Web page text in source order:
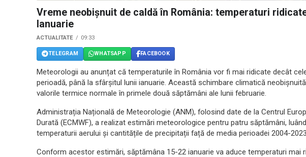
Vreme neobișnuit de caldă în România: temperaturi
Ianuarie
ACTUALITATE 09:33
TELEGRAM WHATSAPP FACEBOOK
Meteorologii au anunțat că temperaturile în România vor fi mai ridicate decât
perioadă, până la sfârșitul lunii ianuarie. Această schimbare climatică
valorile termice normale în primele două săptămâni ale lunii februarie.
Administrația Națională de Meteorologie (ANM), folosind date de la Centrul
Durată (ECMWF), a realizat estimări meteorologice pentru patru săptămâni,
temperaturii aerului și cantitățile de precipitații față de media perioadei 2004-
Conform acestor estimări, săptămâna 15-22 ianuarie va aduce temperaturi mai